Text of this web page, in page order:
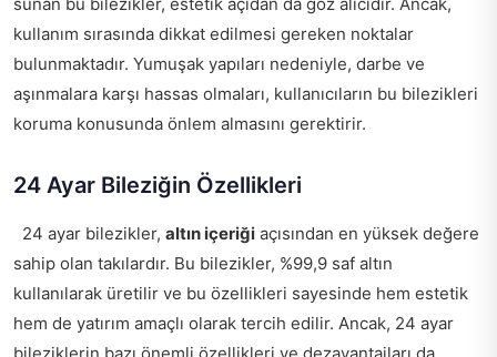
kullanım sırasında dikkat edilmesi gereken noktalar
bulunmaktadır. Yumuşak yapıları nedeniyle, darbe ve
aşınmalara karşı hassas olmaları, kullanıcıların bu bilezikleri
koruma konusunda önlem almasını gerektirir.
24 Ayar Bileziğin Özellikleri
24 ayar bilezikler, altın içeriği açısından en yüksek değere
sahip olan takılardır. Bu bilezikler, %99,9 saf altın
kullanılarak üretilir ve bu özellikleri sayesinde hem estetik
hem de yatırım amaçlı olarak tercih edilir. Ancak, 24 ayar